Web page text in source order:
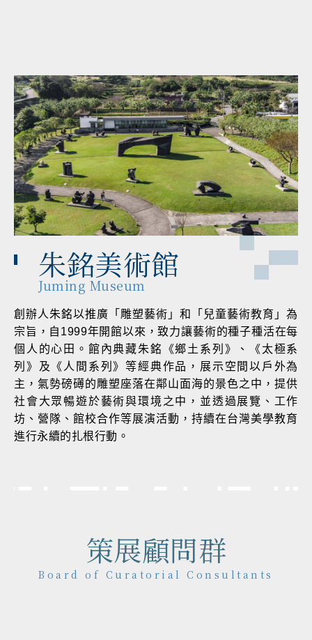
朱銘美術館
Juming Museum
創辦人朱銘以推廣「雕塑藝術」和「兒童藝術教育」為
宗旨，自1999年開館以來，致力讓藝術的種子種活在每
個人的心田。館內典藏朱銘《鄉土系列》、《太極系
列》及《人間系列》等經典作品，展示空間以戶外為
主，氣勢磅礡的雕塑座落在鄰山面海的景色之中，提供
社會大眾暢遊於藝術與環境之中，並透過展覽、工作
坊、營隊、館校合作等展演活動，持續在台灣美學教育
進行永續的扎根行動。
策展顧問群
Board of Curatorial Consultants